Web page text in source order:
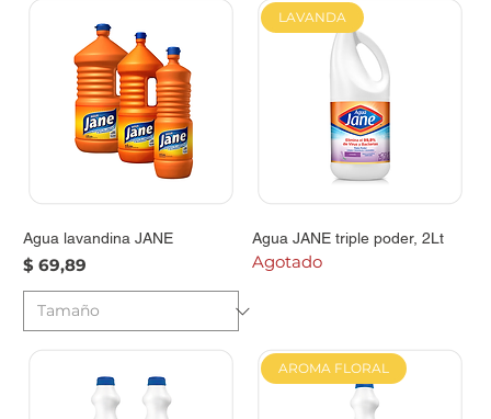
Agua lavandina JANE
Precio
$ 69,89
LAVANDA
Agua JANE triple poder, 2Lt
Agotado
AROMA FLORAL